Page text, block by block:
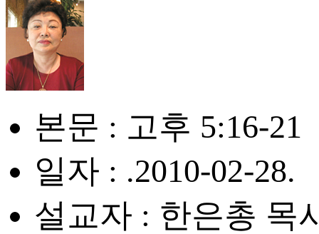
본문 : 고후 5:16-21
일자 : .2010-02-28.
설교자 : 한은총 목